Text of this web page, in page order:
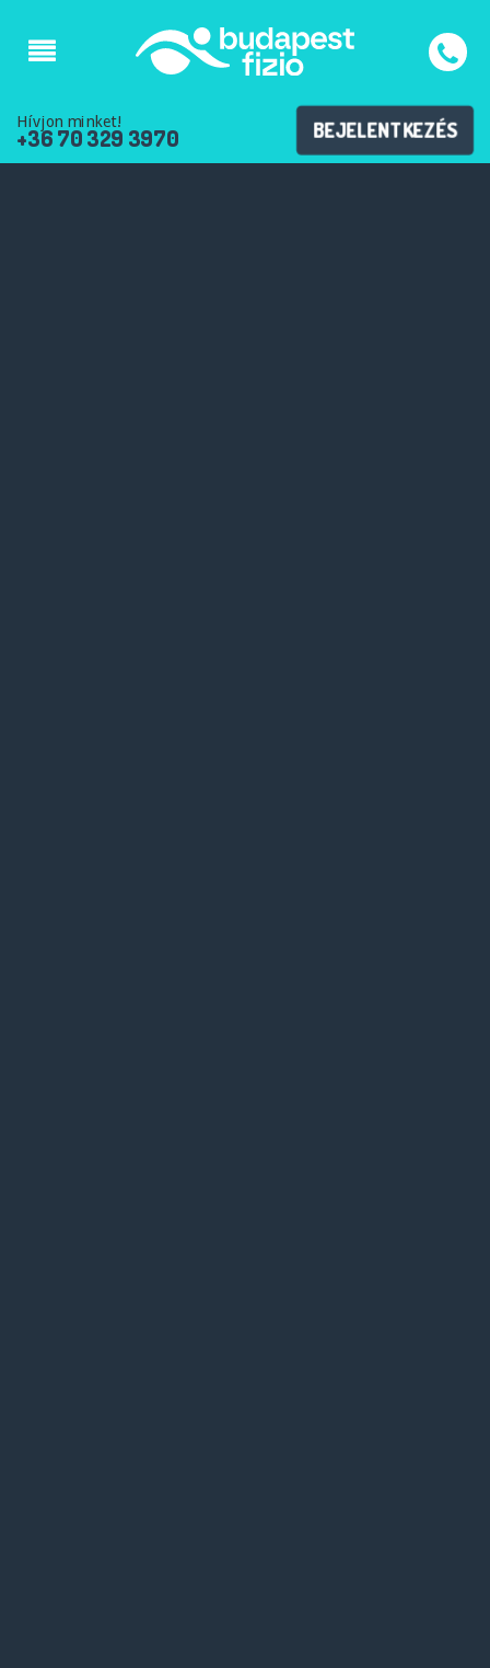
Hívjon minket!
+36 70 329 3970 BEJELENTKEZÉS